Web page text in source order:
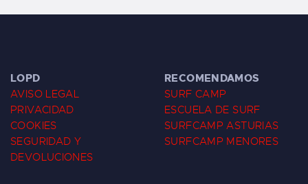
LOPD
AVISO LEGAL
PRIVACIDAD
COOKIES
SEGURIDAD Y
DEVOLUCIONES
RECOMENDAMOS
SURF CAMP
ESCUELA DE SURF
SURFCAMP ASTURIAS
SURFCAMP MENORES